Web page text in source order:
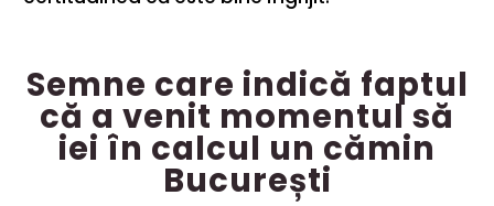
Semne care indică faptul
că a venit momentul să
iei în calcul un cămin
București